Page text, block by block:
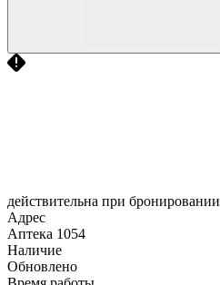
действительна при бронировании
Адрес
Аптека 1054
Наличие
Обновлено